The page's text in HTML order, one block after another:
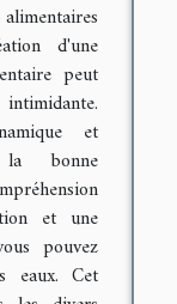
d'une
peut
et
bonne
et une
pouvez
eaux. Cet